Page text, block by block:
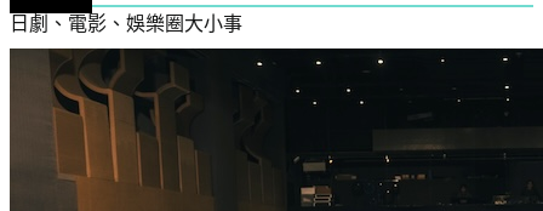
日劇、電影、娛樂圈大小事